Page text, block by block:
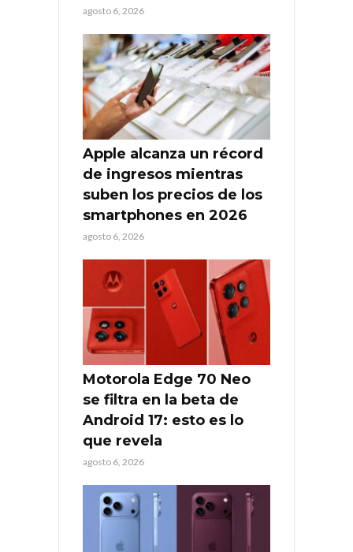
agosto 6, 2026
Apple alcanza un récord
de ingresos mientras
suben los precios de los
smartphones en 2026
agosto 6, 2026
Motorola Edge 70 Neo
se filtra en la beta de
Android 17: esto es lo
que revela
agosto 6, 2026